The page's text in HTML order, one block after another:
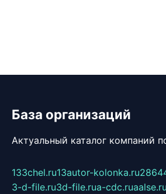
База организаций
Актуальный каталог компаний
133chel.ru13autor-kolonka.ru
3-d-file.ru3d-file.rua-cdc.ruaalse.ru